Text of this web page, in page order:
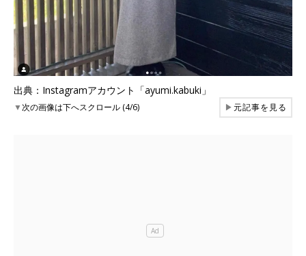
出典：Instagramアカウント「ayumi.kabuki」
▼次の画像は下へスクロール (4/6) ▶元記事を見る